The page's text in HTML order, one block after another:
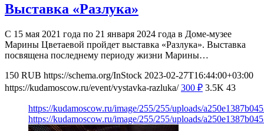
Выставка «Разлука»
С 15 мая 2021 года по 21 января 2024 года в Доме-музее
Марины Цветаевой пройдет выставка «Разлука». Выставка
посвящена последнему периоду жизни Марины…
150 RUB https://schema.org/InStock 2023-02-27T16:44:00+03:00
https://kudamoscow.ru/event/vystavka-razluka/ 300 ₽ 3.5K 43
https://kudamoscow.ru/image/255/255/uploads/
https://kudamoscow.ru/image/255/255/uploads/